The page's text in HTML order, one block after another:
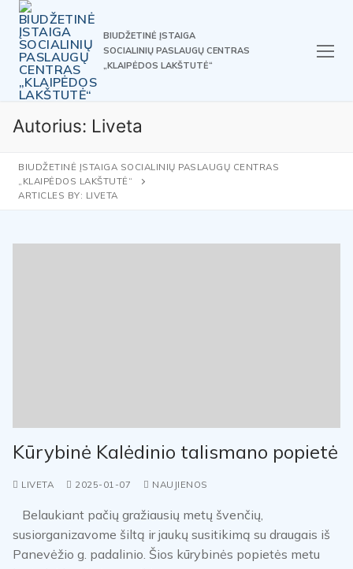
Skip
content
BIUDŽETINĖ ĮSTAIGA
SOCIALINIŲ PASLAUGŲ CENTRAS
„KLAIPĖDOS LAKŠTUTĖ“
Autorius: Liveta
BIUDŽETINĖ ĮSTAIGA SOCIALINIŲ PASLAUGŲ CENTRAS
„KLAIPĖDOS LAKŠTUTĖ“
ARTICLES BY: LIVETA
Kūrybinė Kalėdinio talismano popietė
LIVETA 2025-01-07 NAUJIENOS
Belaukiant pačių gražiausių metų švenčių,
susiorganizavome šiltą ir jaukų susitikimą su draugais iš
Panevėžio g. padalinio. Šios kūrybinės popietės metu